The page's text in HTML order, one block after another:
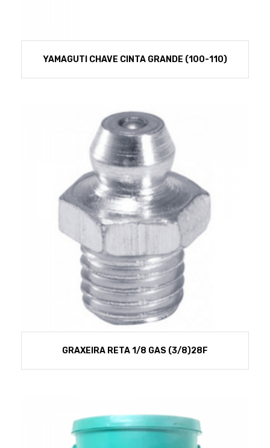
YAMAGUTI CHAVE CINTA GRANDE (100-110)
GRAXEIRA RETA 1/8 GAS (3/8)28F